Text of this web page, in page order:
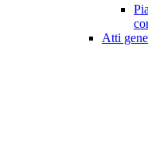
Atti